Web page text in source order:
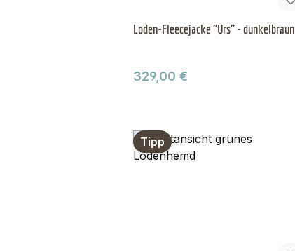
Loden-Fleecejacke "Urs" - dunkelbraun
Regulärer Preis:
329,00 €
Tipp